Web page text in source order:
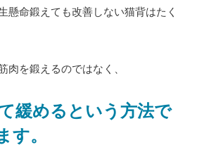
懸命鍛えても改善しない猫背はたく
肉を鍛えるのではなく、
緩めるという方法で
す。